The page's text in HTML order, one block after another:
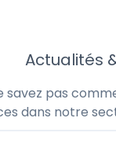
Actualités
savez pas
dans notre